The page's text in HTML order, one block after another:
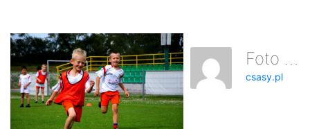
Foto K2 Id114
csasy.pl